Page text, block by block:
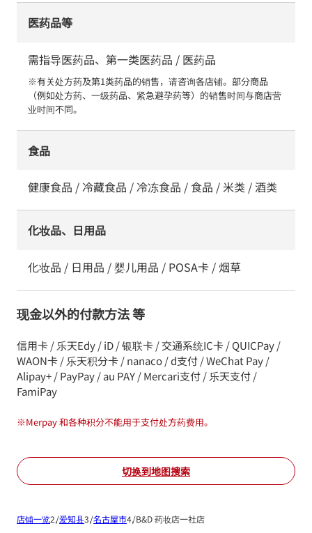
医药品等
需指导医药品、第一类医药品 / 医药品
※有关处方药及第1类药品的销售，请咨询各店铺。部分商品
（例如处方药、一级药品、紧急避孕药等）的销售时间与商店营
业时间不同。
食品
健康食品 / 冷藏食品 / 冷冻食品 / 食品 / 米类 / 酒类
化妆品、日用品
化妆品 / 日用品 / 婴儿用品 / POSA卡 / 烟草
现金以外的付款方法 等
信用卡 / 乐天Edy / iD / 银联卡 / 交通系统IC卡 / QUICPay /
WAON卡 / 乐天积分卡 / nanaco / d支付 / WeChat Pay /
Alipay+ / PayPay / au PAY / Mercari支付 / 乐天支付 /
FamiPay
※Merpay 和各种积分不能用于支付处方药费用。
切换到地图搜索
店铺一览 爱知县 名古屋市 B&D 药妆店一社店